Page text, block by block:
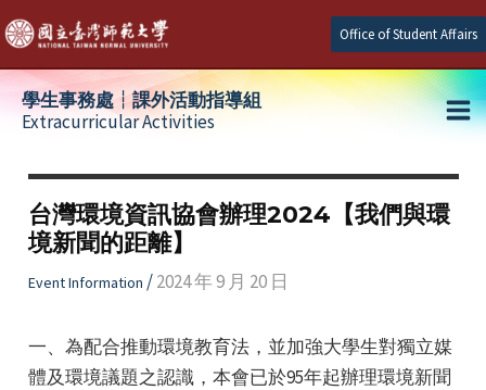
Skip
to
content
Office of Student Affairs
學生事務處┆課外活動指導組
Extracurricular Activities
台灣環境資訊協會辦理2024【我們與環
境新聞的距離】
Event Information /2024 年 9 月 20 日
一、為配合推動環境教育法，並加強大學生對獨立媒
體及環境議題之認識，本會已於95年起辦理環境新聞